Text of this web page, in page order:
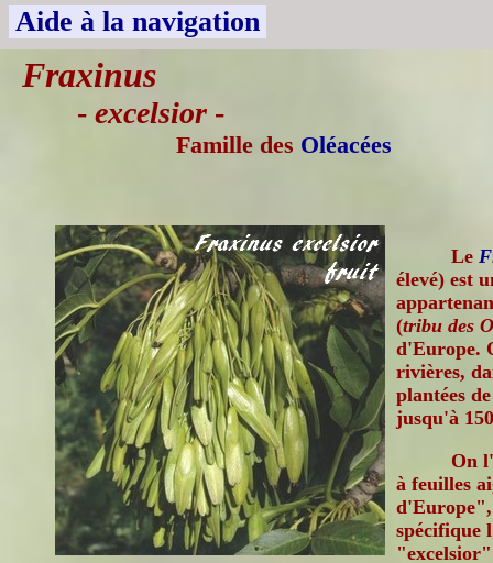
Aide à la navigation
Fraxinus
- excelsior -
Famille des Oléacées
Le
élevé) est
(tribu des
d'Europe.
rivières,
plantées
jusqu'à
On
à feuilles
d'Europe",
spécifique